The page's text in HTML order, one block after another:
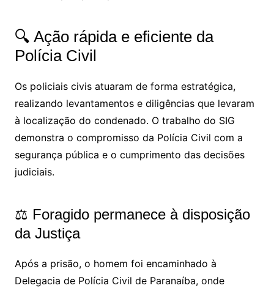
🔍 Ação rápida e eficiente da
Polícia Civil
Os policiais civis atuaram de forma estratégica,
realizando levantamentos e diligências que levaram
à localização do condenado. O trabalho do SIG
demonstra o compromisso da Polícia Civil com a
segurança pública e o cumprimento das decisões
judiciais.
⚖️ Foragido permanece à disposição
da Justiça
Após a prisão, o homem foi encaminhado à
Delegacia de Polícia Civil de Paranaíba, onde